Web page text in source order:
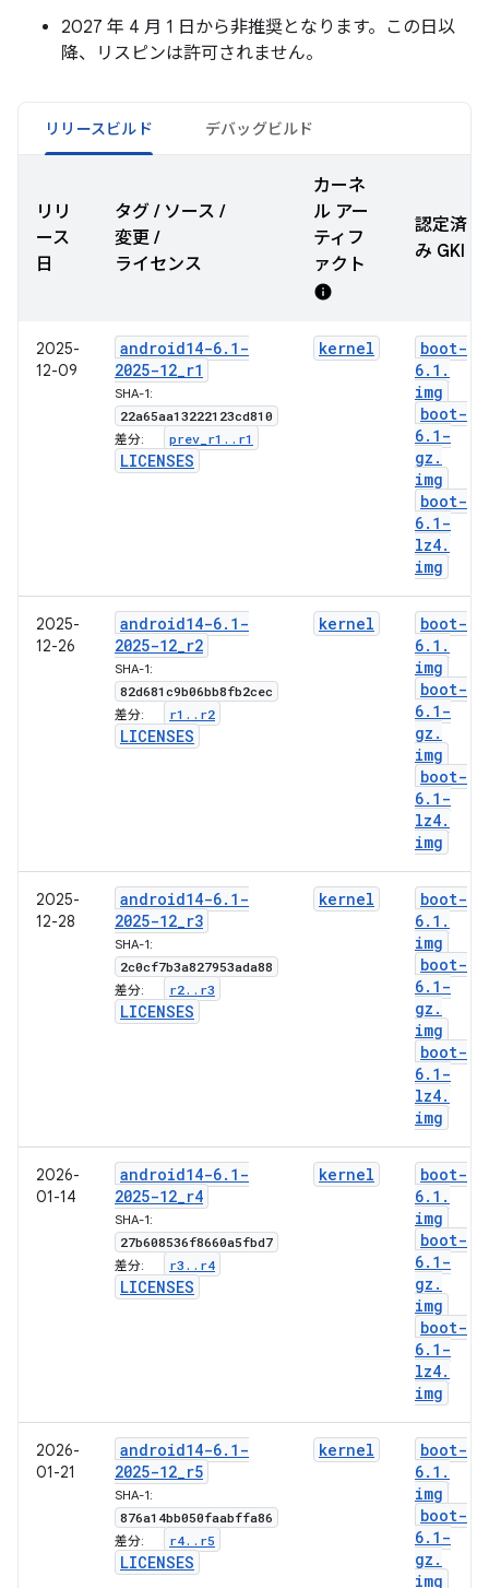
2027 年 4 月 1 日から非推奨となります。この日以
降、リスピンは許可されません。
リリースビルド デバッグビルド
リリ
ース
日
タグ / ソース /
変更 /
ライセンス
カーネ
ル アー
ティフ
ァクト
info
認定済
み GKI
2025-
12-09
android14-6. 1-
2025-12_r1
SHA-1:
22a65aa13222123cd810
差分: prev r1 . . r1
LICENSES
kernel
boot-
6. 1 .
img
boot-
6. 1-
gz .
img
boot-
6. 1-
lz4.
img
2025-
12-26
android14-6. 1-
2025-12_r2
SHA-1:
82d681c9b06bb8fb2cec
差分: r1 . . r2
LICENSES
kernel
boot-
6. 1 .
img
boot-
6. 1-
gz .
img
boot-
6. 1-
lz4.
img
2025-
12-28
android14-6. 1-
2025-12_r3
SHA-1:
2c0cf7b3a827953ada88
差分: r2. . r3
LICENSES
kernel
boot-
6. 1 .
img
boot-
6. 1-
gz .
img
boot-
6. 1-
lz4.
img
2026-
01-14
android14-6. 1-
2025-12_r4
SHA-1:
27b608536f8660a5fbd7
差分: r3 . . r4
LICENSES
kernel
boot-
6. 1 .
img
boot-
6. 1-
gz .
img
boot-
6. 1-
lz4.
img
2026-
01-21
android14-6. 1-
2025-12_r5
SHA-1:
876a14bb050faabffa86
差分: r4. . r5
LICENSES
kernel
boot-
6. 1 .
img
boot-
6. 1-
gz .
img